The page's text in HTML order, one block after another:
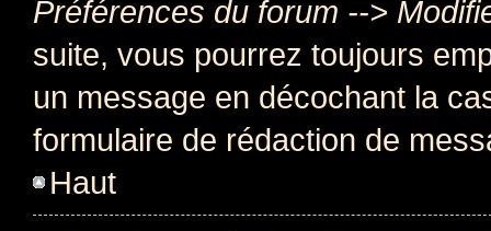
Préférences du forum -->
suite, vous pourrez toujours
un message en décochant la
formulaire de rédaction de
Haut